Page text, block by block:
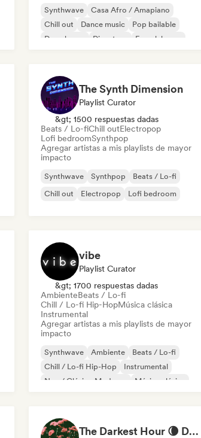
Synthwave
Casa Afro / Amapiano
Chill out
Dance music
Pop bailable
Deep house
Discoteca French house
The Synth Dimension
Playlist Curator
&gt; 1500 respuestas dadas
Beats / Lo-fiChill outElectropop
Lofi bedroomSynthpop
Agregar artistas a mis playlists de mayor
impacto
Synthwave Synthpop
Beats / Lo-fi
Chill out
Electropop Lofi bedroom
vibe
Playlist Curator
&gt; 1700 respuestas dadas
AmbienteBeats / Lo-fi
Chill / Lo-fi Hip-HopMúsica clásica
Instrumental
Agregar artistas a mis playlists de mayor
impacto
Synthwave Ambiente
Beats / Lo-fi
Chill / Lo-fi Hip-Hop
Instrumental
Neo / Clásico Moderno
Música clásica
The Darkest Hour 🌘 Darkwave, Post-Punk & Coldwave